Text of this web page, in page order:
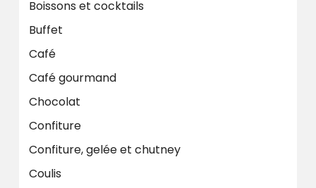
Boissons et cocktails
Buffet
Café
Café gourmand
Chocolat
Confiture
Confiture, gelée et chutney
Coulis